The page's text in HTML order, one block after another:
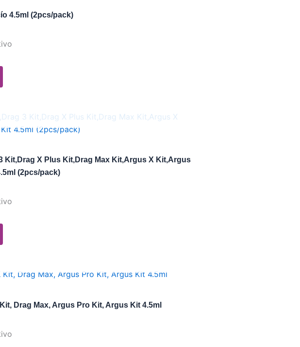
4.5ml (2pcs/pack)
Kit,Drag X Plus Kit,Drag Max Kit,Argus X Kit,Argus
(2pcs/pack)
Drag Max, Argus Pro Kit, Argus Kit 4.5ml